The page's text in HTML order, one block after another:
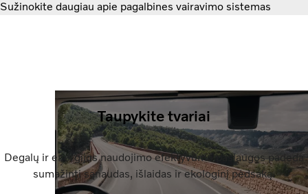
Sužinokite daugiau apie pagalbines vairavimo sistemas
Taupykite tvariai
Degalų ir energijos naudojimo efektyvumo paslaugos padeda
sumažinti sąnaudas, išlaidas ir ekologinį pėdsaką.